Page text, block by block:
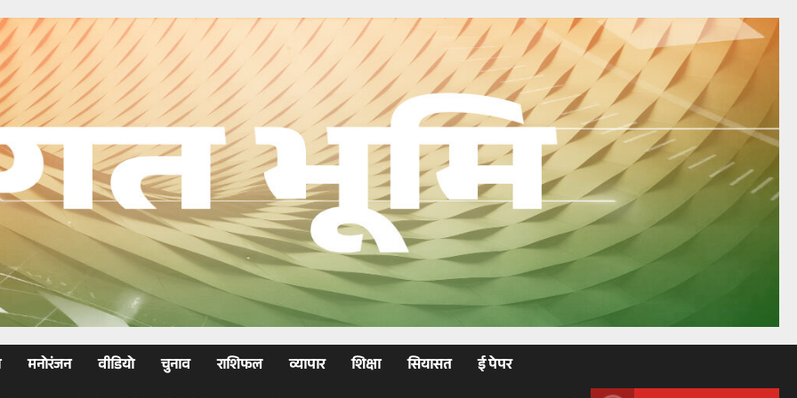
मनोरंजन वीडियो चुनाव राशिफल व्यापार शिक्षा सियासत
ई पेपर